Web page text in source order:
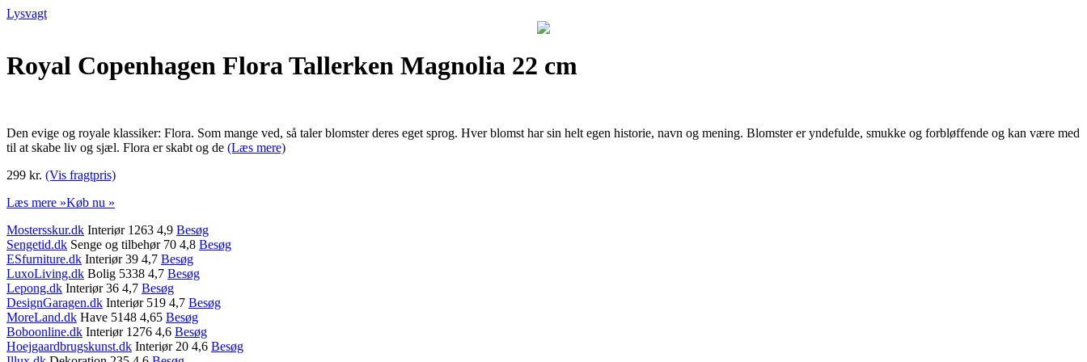
Lysvagt
Royal Copenhagen Flora Tallerken Magnolia 22 cm
Den evige og royale klassiker: Flora. Som mange ved, så taler blomster deres eget sprog. Hver blomst har sin helt egen historie, navn og mening. Blomster er yndefulde, smukke og forbløffende og kan være med
til at skabe liv og sjæl. Flora er skabt og de (Læs mere)
299 kr. (Vis fragtpris)
Læs mere »Køb nu »
Mostersskur.dk Interiør 1263 4,9 Besøg
Sengetid.dk Senge og tilbehør 70 4,8 Besøg
ESfurniture.dk Interiør 39 4,7 Besøg
LuxoLiving.dk Bolig 5338 4,7 Besøg
Lepong.dk Interiør 36 4,7 Besøg
DesignGaragen.dk Interiør 519 4,7 Besøg
MoreLand.dk Have 5148 4,65 Besøg
Boboonline.dk Interiør 1276 4,6 Besøg
Hoejgaardbrugskunst.dk Interiør 20 4,6 Besøg